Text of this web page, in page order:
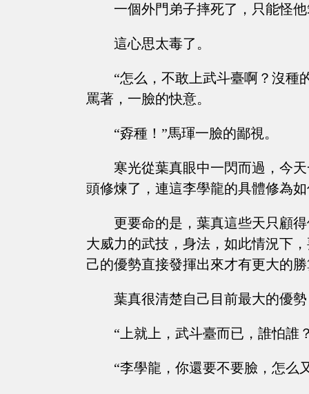
一個外門弟子摔死了，只能怪
這心思太毒了。
“怎么，不敢上武斗臺啊？沒種
罵著，一臉的快意。
“孬種！”馬琿一臉的鄙視。
寒光從葉真眼中一閃而過，今
頭修煉了，連這李學龍的具體修為
更要命的是，葉真這些天只顧
大威力的武技，身法，如此情況下
己的優勢直接發揮出來才有更大的
葉真很清楚自己目前最大的優
“上就上，武斗臺而已，誰怕誰
“李學龍，你還要不要臉，怎么